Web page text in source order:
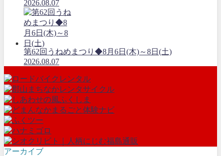
2026.08.07
第62回うねめまつり◆8月6日(木)～8日(土)
2026.08.07
アーカイブ